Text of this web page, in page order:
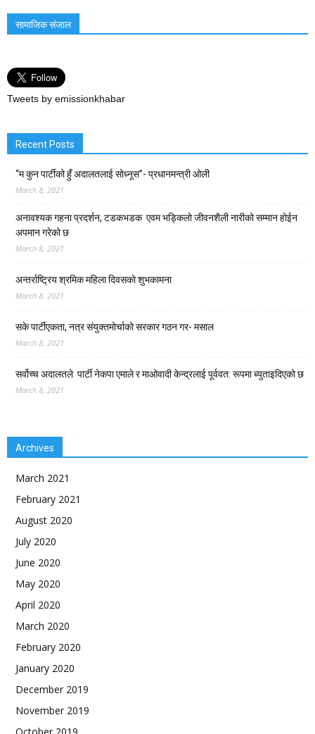
सामाजिक संजाल
Tweets by emissionkhabar
Recent Posts
“म कुन पार्टीको हुँ अदालतलाई सोध्नूस”- प्रधानमन्त्री ओली
March 8, 2021
अनावश्यक गहना प्रदर्शन, टडकभडक एवम भड्किलो जीवनशैली नारीको सम्मान होईन
अपमान गरेको छ
March 8, 2021
अन्तर्राष्ट्रिय श्रमिक महिला दिवसको शुभकामना
March 8, 2021
सके पार्टीएकता, नत्र संयुक्तमोर्चाको सरकार गठन गर- मसाल
March 8, 2021
सर्वोच्च अदालतले पार्टी नेकपा एमाले र माओवादी केन्द्रलाई पूर्ववत: रूपमा ब्युताइदिएको छ
March 8, 2021
Archives
March 2021
February 2021
August 2020
July 2020
June 2020
May 2020
April 2020
March 2020
February 2020
January 2020
December 2019
November 2019
October 2019